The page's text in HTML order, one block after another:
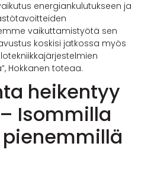
energiankulutukseen ja
vaikuttamistyötä sen
koskisi jatkossa myös
Hokkanen toteaa.
heikentyy
Isommilla